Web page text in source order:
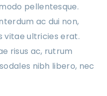
pellentesque.
ac dui non,
vitae ultricies erat.
risus ac, rutrum
nibh libero, nec